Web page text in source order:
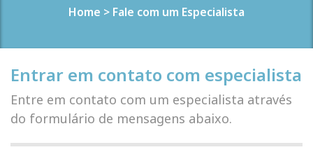
Home > Fale com um Especialista
Entrar em contato com especialista
Entre em contato com um especialista através
do formulário de mensagens abaixo.